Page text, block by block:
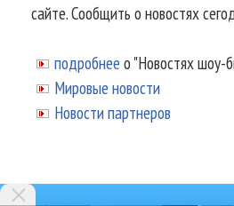
сайте. Сообщить о новостях
подробнее о "Новостях шоу-
Мировые новости
Новости партнеров